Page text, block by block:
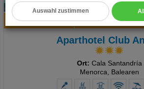
Datenschutz- und
Cookie Einstellungen
Technische Cookies
Social Media Cookies
Auswahl zustimmen
Hotelinfo Bilder
Aparthotel Club
Ort: Cala Santandría
Menorca, Balearen